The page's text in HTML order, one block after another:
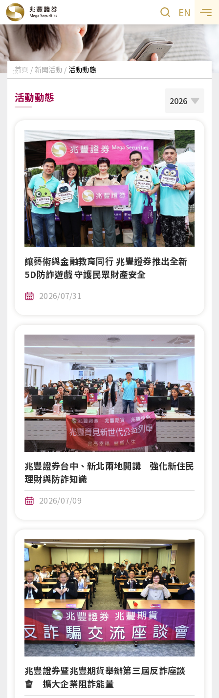
EN
:::首頁 新聞活動 活動動態
活動動態
讓藝術與金融教育同行 兆豐證券推出全新
5D防詐遊戲 守護民眾財產安全
2026/07/31
兆豐證券台中、新北兩地開講 強化新住民
理財與防詐知識
2026/07/09
兆豐證券暨兆豐期貨舉辦第三屆反詐座談
會 擴大企業阻詐能量